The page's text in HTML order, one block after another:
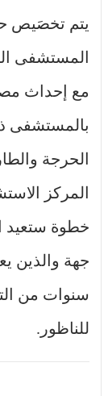
المستشفى
مع إحداث
بالمستشفى
الحرجة
المركز
خطوة ستعيد
جهة والذين
سنوات من
للناظور.